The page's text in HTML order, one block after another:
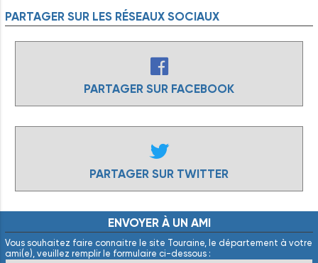
PARTAGER SUR LES RÉSEAUX SOCIAUX
PARTAGER SUR FACEBOOK
PARTAGER SUR TWITTER
ENVOYER À UN AMI
Vous souhaitez faire connaitre le site Touraine, le département à votre
ami(e), veuillez remplir le formulaire ci-dessous :